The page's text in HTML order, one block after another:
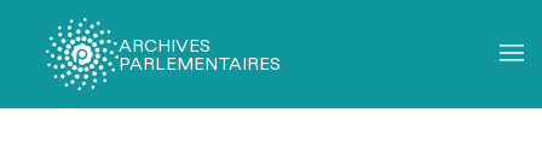
ARCHIVES
PARLEMENTAIRES